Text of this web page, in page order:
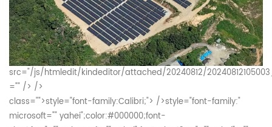
src="/js/htmledit/kindeditor/attached/20240812/
="" /> />
class="">style="font-family:Calibri;"> />style="font-family:"
microsoft="" yahei";color:#000000;font-